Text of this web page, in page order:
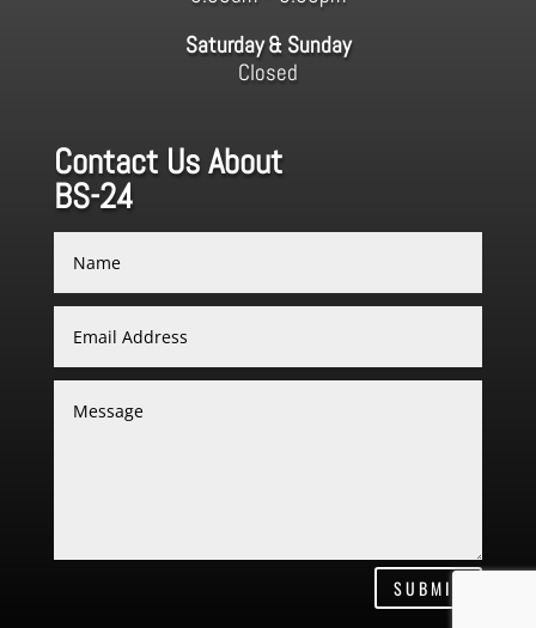
Saturday & Sunday
Closed
Contact Us About
BS-24
SUBMIT